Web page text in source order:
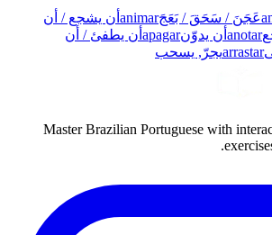
عَجَنَ / سَحَقَ / بَعَجَanimar أن يشجع / أن
anotar أن يدوّنapagar أن يطفئ / أن
arrastarيجرّ, يسحب
Master Brazilian Portuguese with